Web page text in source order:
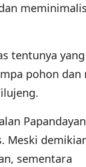
tentunya
pohon dan
Meski
sementara